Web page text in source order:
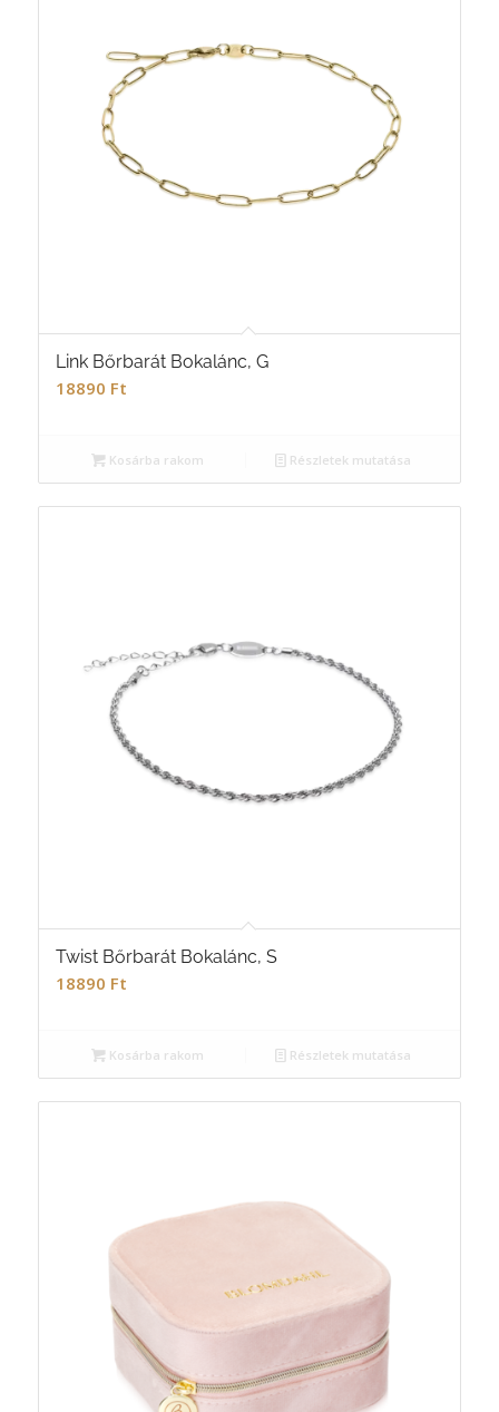
Link Bőrbarát Bokalánc, G
18890 Ft
Kosárba rakom Részletek mutatása
Twist Bőrbarát Bokalánc, S
18890 Ft
Kosárba rakom Részletek mutatása